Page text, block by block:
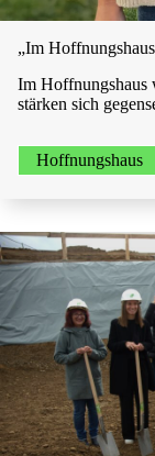
„Im
Im Hoffnungshaus
stärken sich
Hoffnungshaus